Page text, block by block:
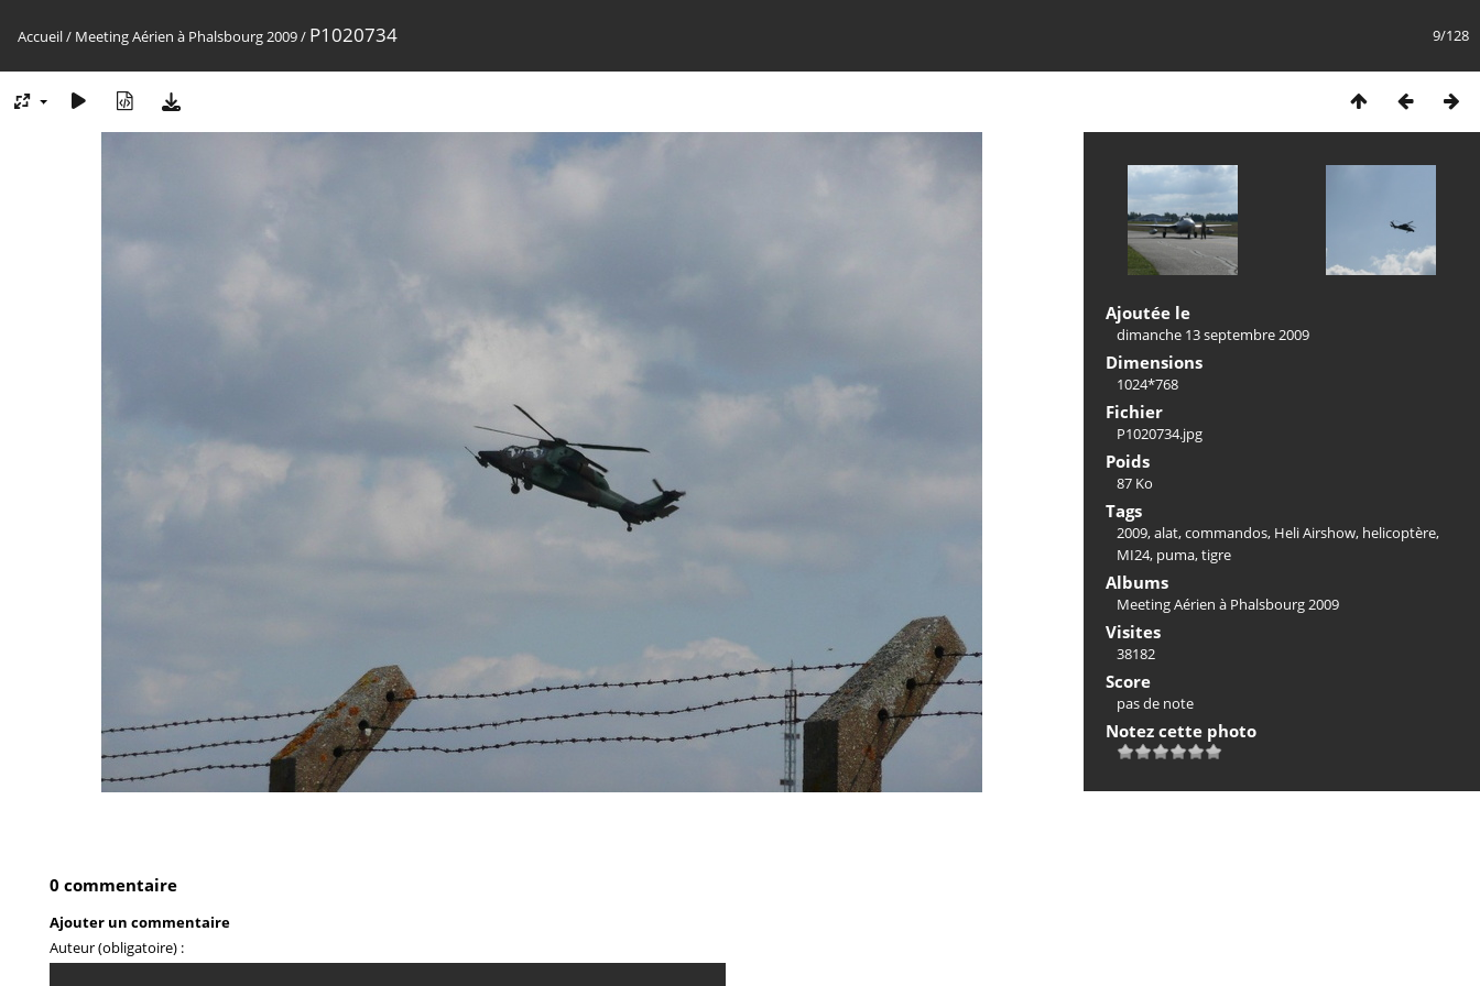
9/128
Accueil/ Meeting Aérien à Phalsbourg 2009/ P1020734
Ajoutée le
dimanche 13 septembre 2009
Dimensions
1024*768
Fichier
P1020734.jpg
Poids
87 Ko
Tags
2009,alat,commandos, Heli Airshow, helicoptère,
MI24, puma,tigre
Albums
Meeting Aérien à Phalsbourg 2009
Visites
38182
Score
pas de note
Notez cette photo
0 commentaire
Ajouter un commentaire
Auteur (obligatoire) :